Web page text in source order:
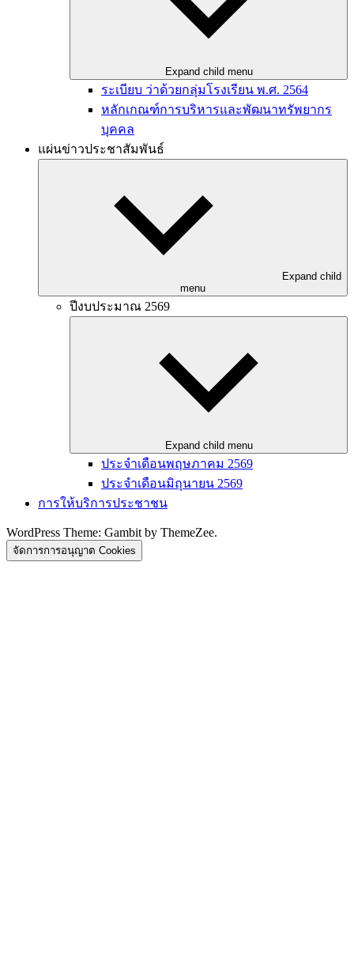
Expand child menu
ระเบียบ ว่าด้วยกลุ่มโรงเรียน พ.ศ. 2564
หลักเกณฑ์การบริหารและพัฒนาทรัพยากร
บุคคล
แผ่นข่าวประชาสัมพันธ์
Expand child
menu
ปีงบประมาณ 2569
Expand child menu
ประจำเดือนพฤษภาคม 2569
ประจำเดือนมิถุนายน 2569
การให้บริการประชาชน
WordPress Theme: Gambit by ThemeZee.
จัดการการอนุญาต Cookies